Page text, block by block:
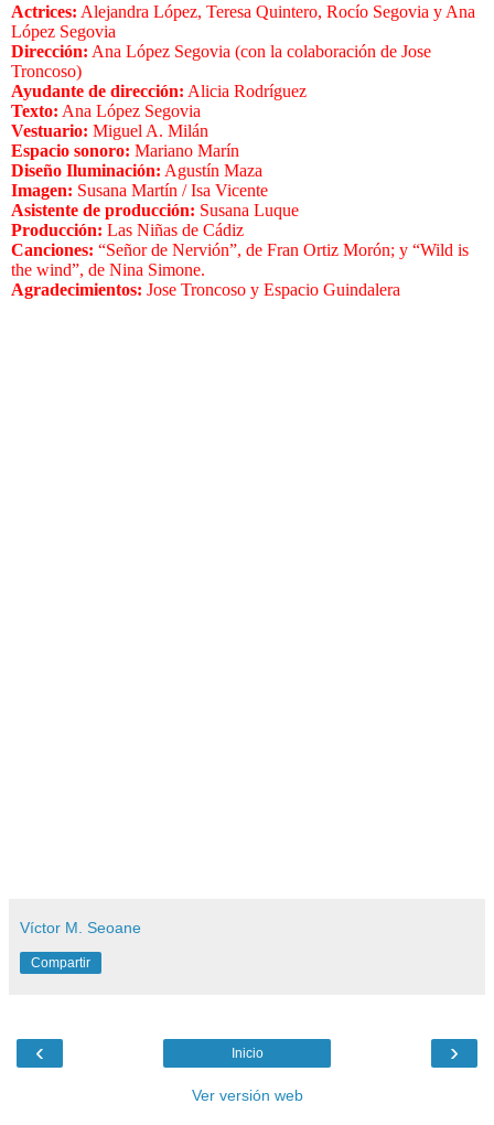
Actrices: Alejandra López, Teresa Quintero, Rocío Segovia y Ana
López Segovia
Dirección: Ana López Segovia (con la colaboración de Jose
Troncoso)
Ayudante de dirección: Alicia Rodríguez
Texto: Ana López Segovia
Vestuario: Miguel A. Milán
Espacio sonoro: Mariano Marín
Diseño Iluminación: Agustín Maza
Imagen: Susana Martín / Isa Vicente
Asistente de producción: Susana Luque
Producción: Las Niñas de Cádiz
Canciones: “Señor de Nervión”, de Fran Ortiz Morón; y “Wild is
the wind”, de Nina Simone.
Agradecimientos: Jose Troncoso y Espacio Guindalera
Víctor M. Seoane
Compartir
‹ ›
Inicio
Ver versión web